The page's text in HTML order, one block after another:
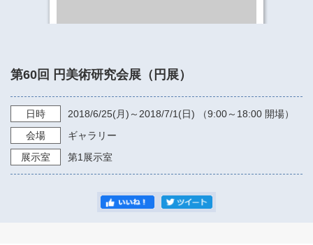
第60回 円美術研究会展（円展）
日時 2018/6/25(月)～ 2018/7/1 (日) （9:00～18:00 開場）
会場
ギャラリー
展示室
第1展示室